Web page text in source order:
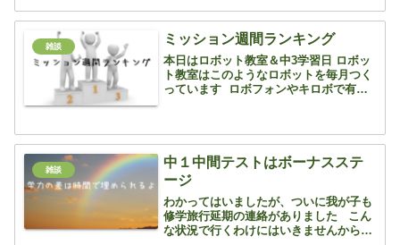
日部高校の有志生徒が始めた活動を生徒
会が受け継ぎ、活動をして...
雑談 ミッション週間ランキング
本日はロボット教室＆中3学習日 ロボッ
ト教室はこのようなロボットを毎月つく
っています ロボフォンやキロボで有名
て、自然にラチェット機構とかクラッチ
の仕組み、ギアの組み...
雑談
中１中間テストはボーナスステ
ージ
わかってはいましたが、ついに我が子も
修学旅行延期の連絡がありました こん
な状況で行くわけにはいきませんから仕